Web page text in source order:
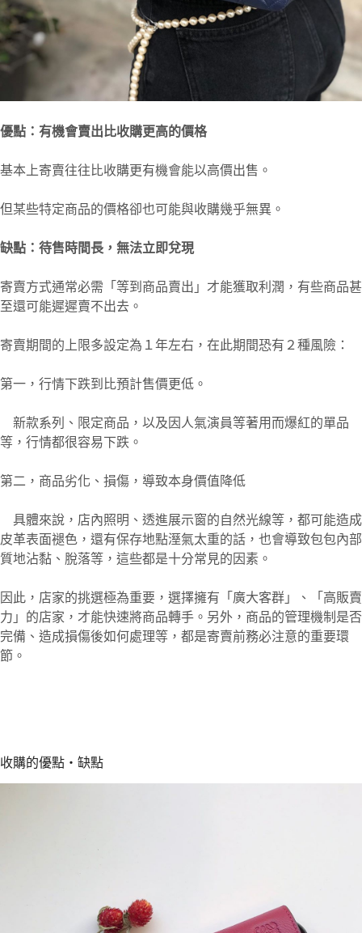
優點：有機會賣出比收購更高的價格
基本上寄賣往往比收購更有機會能以高價出售。
但某些特定商品的價格卻也可能與收購幾乎無異。
缺點：待售時間長，無法立即兌現
寄賣方式通常必需「等到商品賣出」才能獲取利潤，有些商品甚
至還可能遲遲賣不出去。
寄賣期間的上限多設定為１年左右，在此期間恐有２種風險：
第一，行情下跌到比預計售價更低。
新款系列、限定商品，以及因人氣演員等著用而爆紅的單品
等，行情都很容易下跌。
第二，商品劣化、損傷，導致本身價值降低
具體來說，店內照明、透進展示窗的自然光線等，都可能造成
皮革表面褪色，還有保存地點溼氣太重的話，也會導致包包內部
質地沾黏、脫落等，這些都是十分常見的因素。
因此，店家的挑選極為重要，選擇擁有「廣大客群」、「高販賣
力」的店家，才能快速將商品轉手。另外，商品的管理機制是否
完備、造成損傷後如何處理等，都是寄賣前務必注意的重要環
節。
收購的優點・缺點